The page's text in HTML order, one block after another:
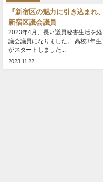
『新宿区の魅力に引き込ま
新宿区議会議員
2023年4月、長い議員秘書生活を
議会議員になりました。 高校3年
がスタートしました...
2023.11.22